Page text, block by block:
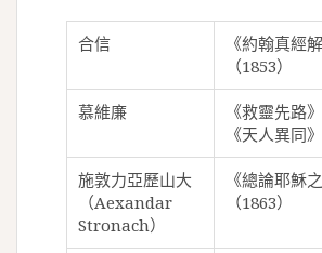
合信
《約翰真經
（1853）
慕維廉
《救靈先路
《天人異同
施敦力亞歷山大
（Aexandar
Stronach）
《總論耶穌
（1863）